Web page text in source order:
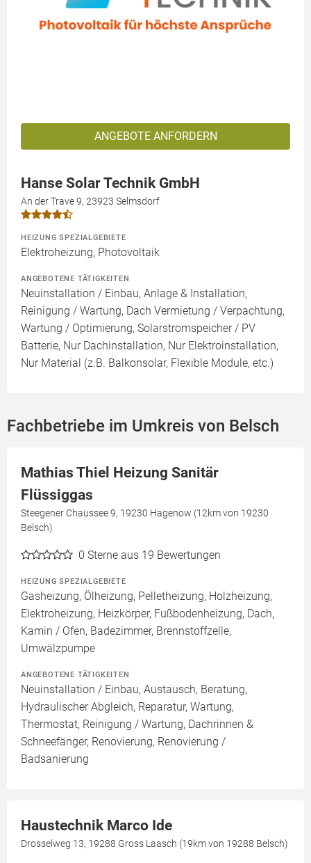
ANGEBOTE ANFORDERN
Hanse Solar Technik GmbH
An der Trave 9, 23923 Selmsdorf
HEIZUNG SPEZIALGEBIETE
Elektroheizung, Photovoltaik
ANGEBOTENE TÄTIGKEITEN
Neuinstallation / Einbau, Anlage & Installation,
Reinigung / Wartung, Dach Vermietung / Verpachtung,
Wartung / Optimierung, Solarstromspeicher / PV
Batterie, Nur Dachinstallation, Nur Elektroinstallation,
Nur Material (z.B. Balkonsolar, Flexible Module, etc.)
Fachbetriebe im Umkreis von Belsch
Mathias Thiel Heizung Sanitär
Flüssiggas
Steegener Chaussee 9, 19230 Hagenow (12km von 19230
Belsch)
0 Sterne aus 19 Bewertungen
HEIZUNG SPEZIALGEBIETE
Gasheizung, Ölheizung, Pelletheizung, Holzheizung,
Elektroheizung, Heizkörper, Fußbodenheizung, Dach,
Kamin / Ofen, Badezimmer, Brennstoffzelle,
Umwälzpumpe
ANGEBOTENE TÄTIGKEITEN
Neuinstallation / Einbau, Austausch, Beratung,
Hydraulischer Abgleich, Reparatur, Wartung,
Thermostat, Reinigung / Wartung, Dachrinnen &
Schneefänger, Renovierung, Renovierung /
Badsanierung
Haustechnik Marco Ide
Drosselweg 13, 19288 Gross Laasch (19km von 19288 Belsch)